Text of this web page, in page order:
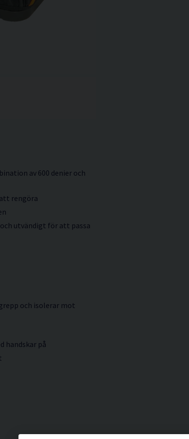
av 600 denier och
rengöra
utvändigt för att passa
och isolerar mot
handskar på